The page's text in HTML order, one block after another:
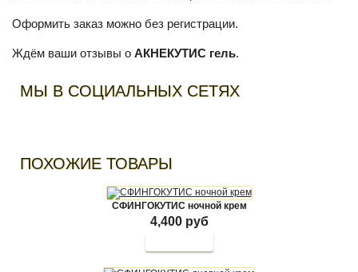
Оформить заказ можно без регистрации.
Ждём ваши отзывы о АКНЕКУТИС гель.
МЫ В СОЦИАЛЬНЫХ СЕТЯХ
ПОХОЖИЕ ТОВАРЫ
СФИНГОКУТИС ночной крем
4,400 руб